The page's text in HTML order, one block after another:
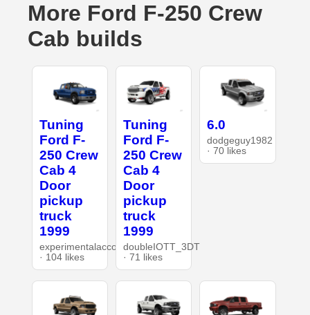
More Ford F-250 Crew
Cab builds
Tuning
Ford F-
250 Crew
Cab 4
Door
pickup
truck
1999
experimentalaccount
· 104 likes
Tuning
Ford F-
250 Crew
Cab 4
Door
pickup
truck
1999
doubleIOTT_3DT
· 71 likes
6.0
dodgeguy1982
· 70 likes